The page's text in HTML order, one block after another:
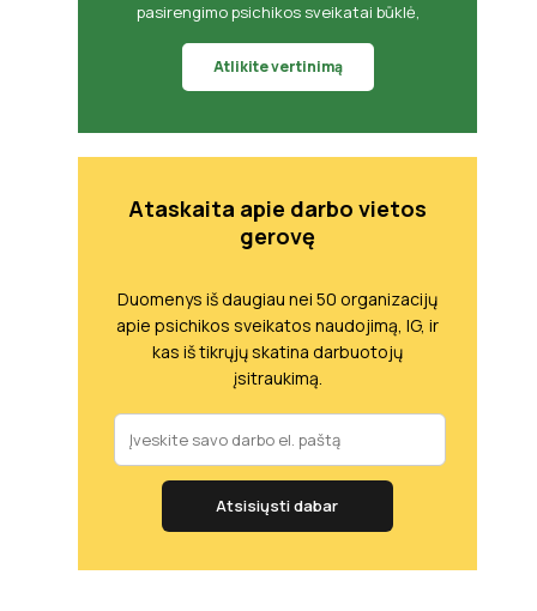
pasirengimo psichikos sveikatai būklė,
Atlikite vertinimą
Ataskaita apie darbo vietos
gerovę
Duomenys iš daugiau nei 50 organizacijų
apie psichikos sveikatos naudojimą, IG, ir
kas iš tikrųjų skatina darbuotojų
įsitraukimą.
Atsisiųsti dabar